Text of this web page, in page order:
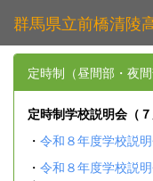
群馬県立前橋清陵
定時制（昼間部・夜
定時制学校説明会（
・ 令和８年度学校説明
・ 令和８年度学校説